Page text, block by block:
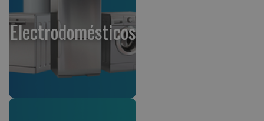
Electrodomésticos